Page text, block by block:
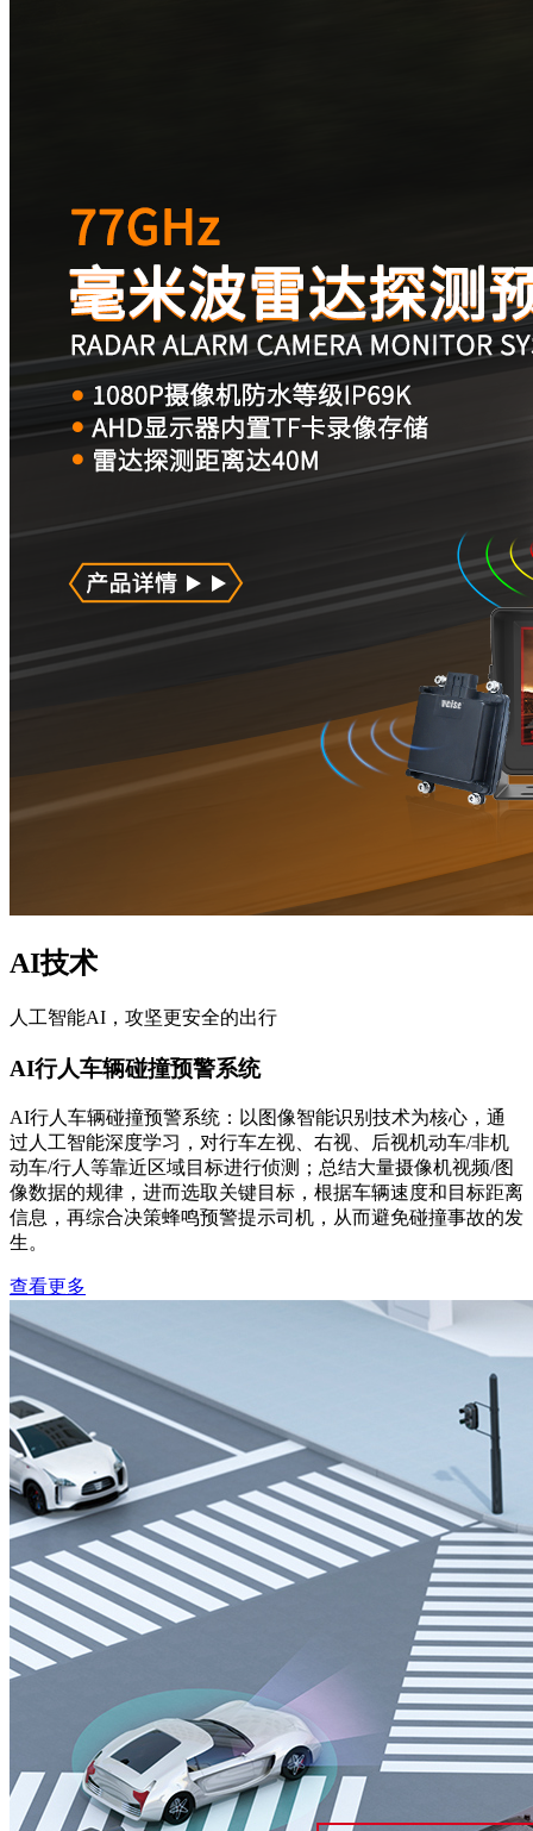
AI技术
人工智能AI，攻坚更安全的出行
AI行人车辆碰撞预警系统
AI行人车辆碰撞预警系统：以图像智能识别技术为核心，通
过人工智能深度学习，对行车左视、右视、后视机动车/非机
动车/行人等靠近区域目标进行侦测；总结大量摄像机视频/图
像数据的规律，进而选取关键目标，根据车辆速度和目标距离
信息，再综合决策蜂鸣预警提示司机，从而避免碰撞事故的发
生。
查看更多